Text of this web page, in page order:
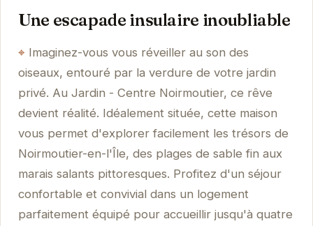
Une escapade insulaire inoubliable
Imaginez-vous vous réveiller au son des
oiseaux, entouré par la verdure de votre jardin
privé. Au Jardin - Centre Noirmoutier, ce rêve
devient réalité. Idéalement située, cette maison
vous permet d'explorer facilement les trésors de
Noirmoutier-en-l'Île, des plages de sable fin aux
marais salants pittoresques. Profitez d'un séjour
confortable et convivial dans un logement
parfaitement équipé pour accueillir jusqu'à quatre